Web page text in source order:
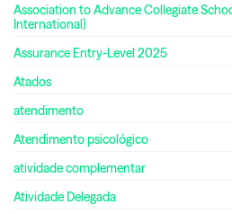
Association to Advance Collegiate
International)
Assurance Entry-Level 2025
Atados
atendimento
Atendimento psicológico
atividade complementar
Atividade Delegada